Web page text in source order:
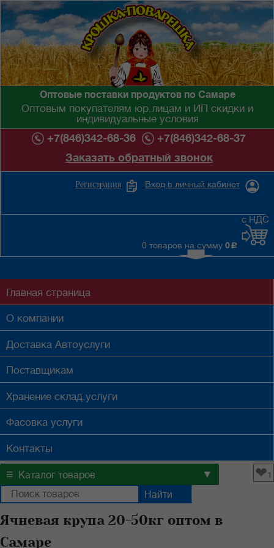
Оптовые поставки продуктов по Самаре
Оптовым покупателям юр.лицам и ИП скидки и
индивидуальные условия
+7(846)342-68-36
+7(846)342-68-37
Заказать обратный звонок
Вход в личный кабинет
Регистрация
0 товаров на сумму 0 c
с НДС
Главная страница
О компании
Доставка Автоуслуги
Поставщикам
Хранение склад.услуги
Фасовка услуги
Контакты
≡ Каталог товаров ▼ ❤1
Ячневая крупа 20-50кг оптом в
Самаре